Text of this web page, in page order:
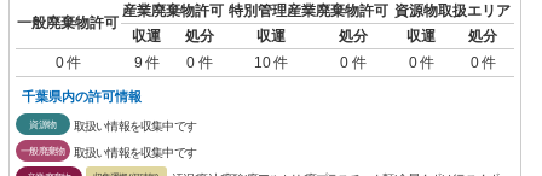
一般廃棄物許可
産業廃棄物許可 特別管理産業廃棄物許可 資源物取扱エリア
収運
処分 収運 処分 収運
処分
0 件
9 件 0 件 10 件 0 件 0 件 0 件
千葉県内の許可情報
資源物 取扱い情報を収集中です
一般廃棄物 取扱い情報を収集中です